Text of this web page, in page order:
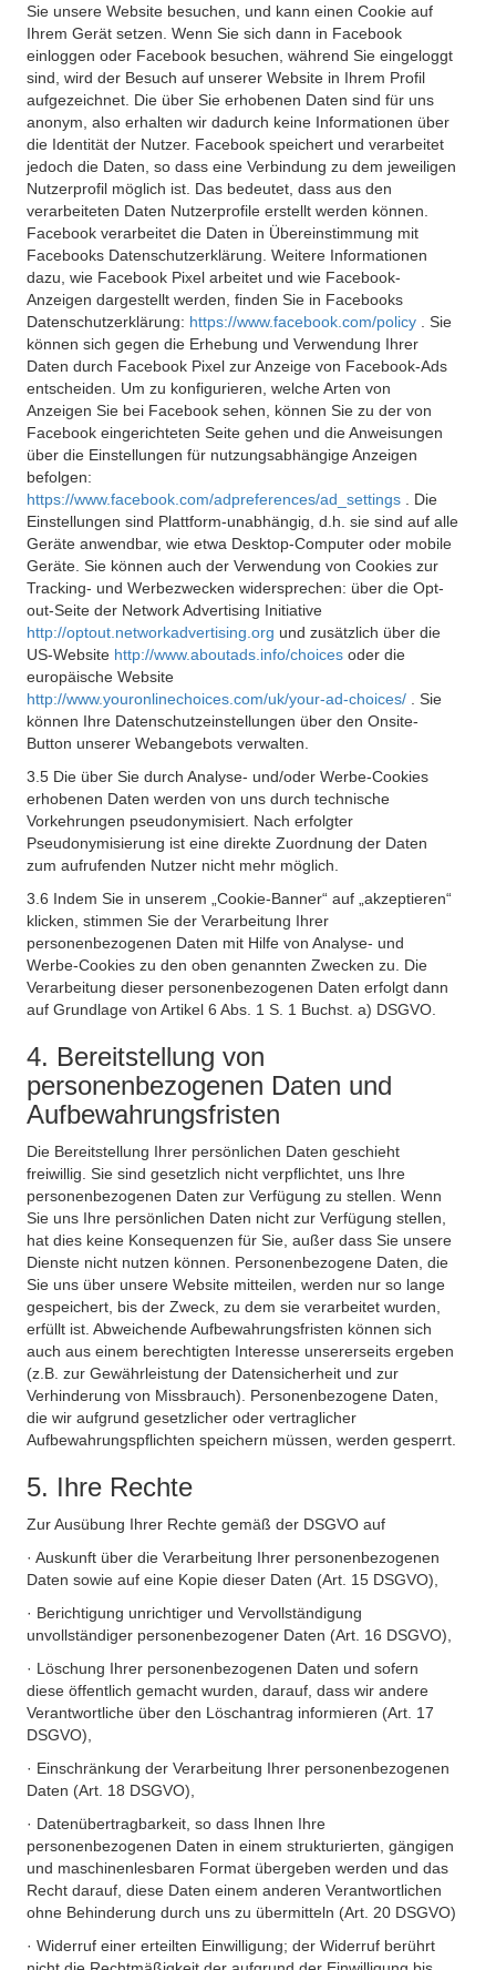
Sie unsere Website besuchen, und kann einen Cookie auf
Ihrem Gerät setzen. Wenn Sie sich dann in Facebook
einloggen oder Facebook besuchen, während Sie eingeloggt
sind, wird der Besuch auf unserer Website in Ihrem Profil
aufgezeichnet. Die über Sie erhobenen Daten sind für uns
anonym, also erhalten wir dadurch keine Informationen über
die Identität der Nutzer. Facebook speichert und verarbeitet
jedoch die Daten, so dass eine Verbindung zu dem jeweiligen
Nutzerprofil möglich ist. Das bedeutet, dass aus den
verarbeiteten Daten Nutzerprofile erstellt werden können.
Facebook verarbeitet die Daten in Übereinstimmung mit
Facebooks Datenschutzerklärung. Weitere Informationen
dazu, wie Facebook Pixel arbeitet und wie Facebook-
Anzeigen dargestellt werden, finden Sie in Facebooks
Datenschutzerklärung: https://www.facebook.com/policy
. Sie
können sich gegen die Erhebung und Verwendung Ihrer
Daten durch Facebook Pixel zur Anzeige von Facebook-Ads
entscheiden. Um zu konfigurieren, welche Arten von
Anzeigen Sie bei Facebook sehen, können Sie zu der von
Facebook eingerichteten Seite gehen und die Anweisungen
über die Einstellungen für nutzungsabhängige Anzeigen
befolgen:
https://www.facebook.com/adpreferences/ad_settings
. Die
Einstellungen sind Plattform-unabhängig, d.h. sie sind auf alle
Geräte anwendbar, wie etwa Desktop-Computer oder mobile
Geräte. Sie können auch der Verwendung von Cookies zur
Tracking- und Werbezwecken widersprechen: über die Opt-
out-Seite der Network Advertising Initiative
http://optout.networkadvertising.org und zusätzlich über die
US-Website http://www.aboutads.info/choices oder die
europäische Website
http://www.youronlinechoices.com/uk/your-ad-choices/
. Sie
können Ihre Datenschutzeinstellungen über den Onsite-
Button unserer Webangebots verwalten.
3.5 Die über Sie durch Analyse- und/oder Werbe-Cookies
erhobenen Daten werden von uns durch technische
Vorkehrungen pseudonymisiert. Nach erfolgter
Pseudonymisierung ist eine direkte Zuordnung der Daten
zum aufrufenden Nutzer nicht mehr möglich.
3.6 Indem Sie in unserem „Cookie-Banner“ auf „akzeptieren“
klicken, stimmen Sie der Verarbeitung Ihrer
personenbezogenen Daten mit Hilfe von Analyse- und
Werbe-Cookies zu den oben genannten Zwecken zu. Die
Verarbeitung dieser personenbezogenen Daten erfolgt dann
auf Grundlage von Artikel 6 Abs. 1 S. 1 Buchst. a) DSGVO.
4. Bereitstellung von
personenbezogenen Daten und
Aufbewahrungsfristen
Die Bereitstellung Ihrer persönlichen Daten geschieht
freiwillig. Sie sind gesetzlich nicht verpflichtet, uns Ihre
personenbezogenen Daten zur Verfügung zu stellen. Wenn
Sie uns Ihre persönlichen Daten nicht zur Verfügung stellen,
hat dies keine Konsequenzen für Sie, außer dass Sie unsere
Dienste nicht nutzen können. Personenbezogene Daten, die
Sie uns über unsere Website mitteilen, werden nur so lange
gespeichert, bis der Zweck, zu dem sie verarbeitet wurden,
erfüllt ist. Abweichende Aufbewahrungsfristen können sich
auch aus einem berechtigten Interesse unsererseits ergeben
(z.B. zur Gewährleistung der Datensicherheit und zur
Verhinderung von Missbrauch). Personenbezogene Daten,
die wir aufgrund gesetzlicher oder vertraglicher
Aufbewahrungspflichten speichern müssen, werden gesperrt.
5. Ihre Rechte
Zur Ausübung Ihrer Rechte gemäß der DSGVO auf
· Auskunft über die Verarbeitung Ihrer personenbezogenen
Daten sowie auf eine Kopie dieser Daten (Art. 15 DSGVO),
· Berichtigung unrichtiger und Vervollständigung
unvollständiger personenbezogener Daten (Art. 16 DSGVO),
· Löschung Ihrer personenbezogenen Daten und sofern
diese öffentlich gemacht wurden, darauf, dass wir andere
Verantwortliche über den Löschantrag informieren (Art. 17
DSGVO),
· Einschränkung der Verarbeitung Ihrer personenbezogenen
Daten (Art. 18 DSGVO),
· Datenübertragbarkeit, so dass Ihnen Ihre
personenbezogenen Daten in einem strukturierten, gängigen
und maschinenlesbaren Format übergeben werden und das
Recht darauf, diese Daten einem anderen Verantwortlichen
ohne Behinderung durch uns zu übermitteln (Art. 20 DSGVO)
· Widerruf einer erteilten Einwilligung; der Widerruf berührt